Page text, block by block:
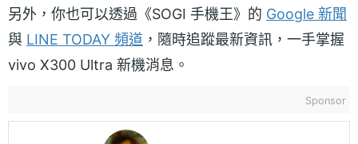
另外，你也可以透過《SOGI 手機王》的 Google 新聞
與 LINE TODAY 頻道 ，隨時追蹤最新資訊，一手掌握
vivo X300 Ultra 新機消息。
Sponsor